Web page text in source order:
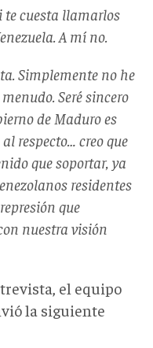
cuesta llamarlos
A mí no.
Simplemente no he
Seré sincero
de Maduro es
respecto… creo que
que soportar, ya
residentes
que
nuestra visión
el equipo
la siguiente